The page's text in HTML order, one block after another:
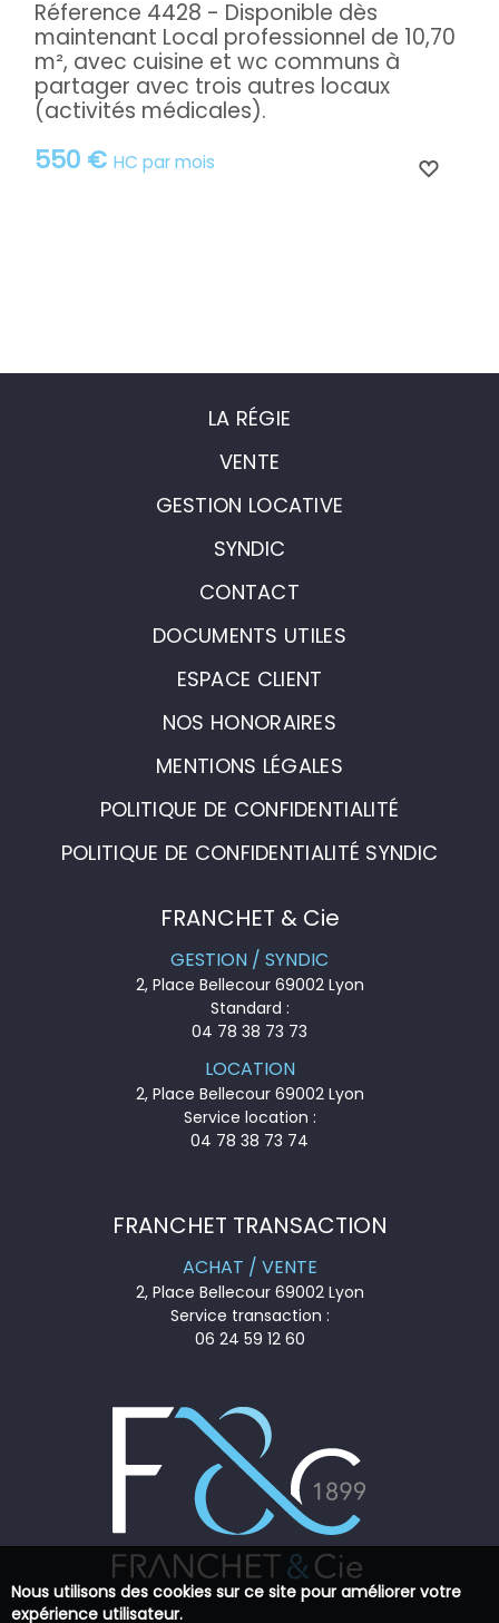
550 € HC par mois
Réference 4428 - Disponible dès
maintenant Local professionnel de 10,70
m², avec cuisine et wc communs à
partager avec trois autres locaux
(activités médicales).
LA RÉGIE
VENTE
GESTION LOCATIVE
SYNDIC
CONTACT
DOCUMENTS UTILES
ESPACE CLIENT
NOS HONORAIRES
MENTIONS LÉGALES
POLITIQUE DE CONFIDENTIALITÉ
POLITIQUE DE CONFIDENTIALITÉ SYNDIC
FRANCHET & Cie
GESTION / SYNDIC
2, Place Bellecour 69002 Lyon
Standard :
04 78 38 73 73
LOCATION
2, Place Bellecour 69002 Lyon
Service location :
04 78 38 73 74
FRANCHET TRANSACTION
ACHAT / VENTE
2, Place Bellecour 69002 Lyon
Service transaction :
06 24 59 12 60
Nous utilisons des cookies sur ce site pour améliorer votre
expérience utilisateur.